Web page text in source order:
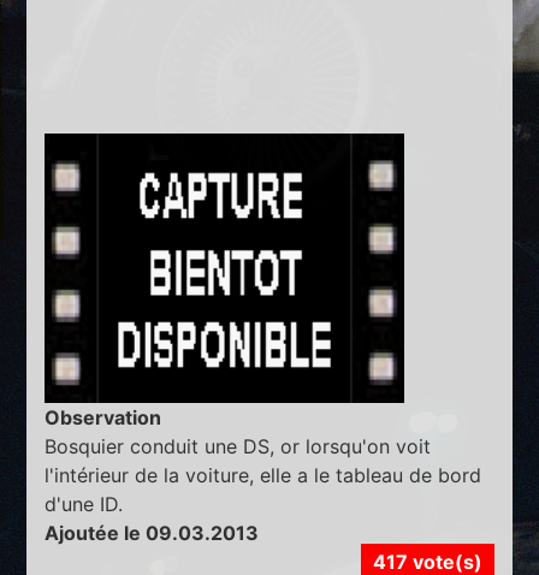
Observation
Bosquier conduit une DS, or lorsqu'on voit
l'intérieur de la voiture, elle a le tableau de bord
d'une ID.
Ajoutée le 09.03.2013
417 vote(s)